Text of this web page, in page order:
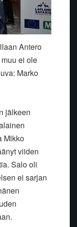
Antero
ei ole
Marko
jälkeen
Mikko
viiden
Salo oli
ei sarjan